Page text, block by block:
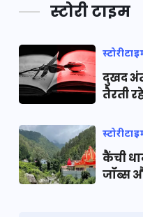
स्टोरी टाइम
दुखद
तैरती
कैंची
जॉब्स